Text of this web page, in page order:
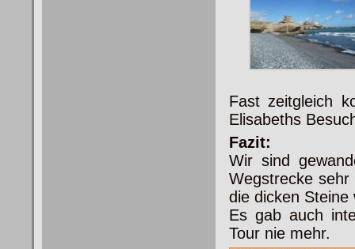
Fast zeitgleich
Elisabeths
Fazit:
Wir sind
Wegstrecke
die dicken
Es gab auch
Tour nie mehr.